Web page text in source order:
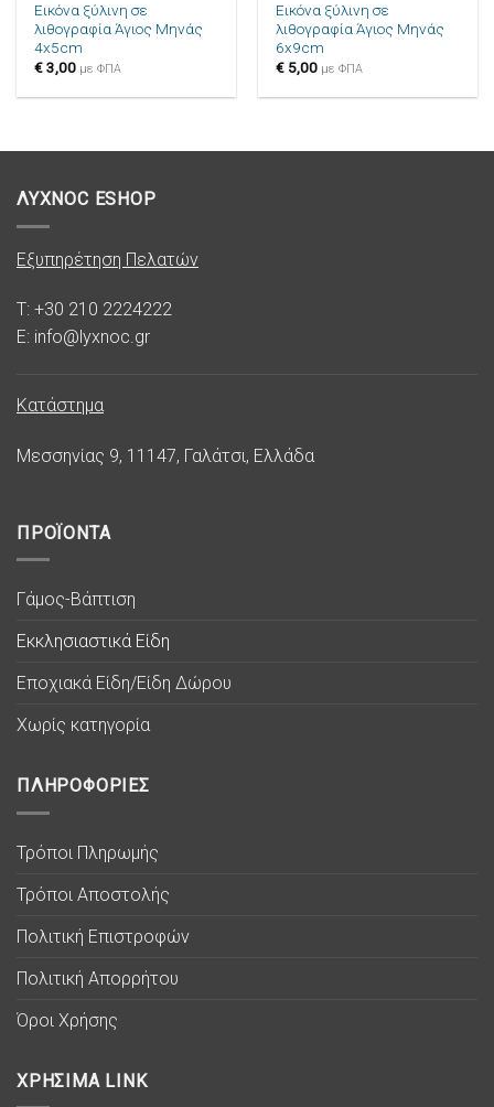
Εικόνα ξύλινη σε
λιθογραφία Άγιος Μηνάς
4x5cm
€3,00 με ΦΠΑ
Εικόνα ξύλινη σε
λιθογραφία Άγιος Μηνάς
6x9cm
€ 5,00 με ΦΠΑ
ΛΥΧΝΟC ESHOP
Εξυπηρέτηση Πελατών
T: +30 210 2224222
E: info@lyxnoc.gr
Κατάστημα
Μεσσηνίας 9, 11147, Γαλάτσι, Ελλάδα
ΠΡΟΪΟΝΤΑ
Γάμος-Βάπτιση
Εκκλησιαστικά Είδη
Εποχιακά Είδη/Είδη Δώρου
Χωρίς κατηγορία
ΠΛΗΡΟΦΟΡΙΕΣ
Τρόποι Πληρωμής
Τρόποι Αποστολής
Πολιτική Επιστροφών
Πολιτική Απορρήτου
Όροι Χρήσης
ΧΡΗΣΙΜΑ LINK